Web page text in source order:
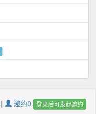
| 邀约0 登录后可发起邀约